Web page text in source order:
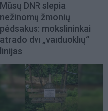
Mūsų DNR slepia
nežinomų žmonių
pėdsakus: mokslininkai
atrado dvi „vaiduoklių“
linijas